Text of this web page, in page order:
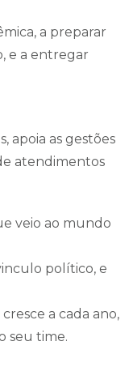
a preparar
e a entregar
apoia as gestões
atendimentos
veio ao mundo
político, e
a cada ano,
seu time.